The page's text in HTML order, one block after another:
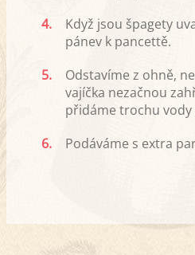
4.
Když jsou špagety
pánev k pancettě.
5.
Odstavíme z ohně,
vajíčka nezačnou
přidáme trochu
6.
Podáváme s extra